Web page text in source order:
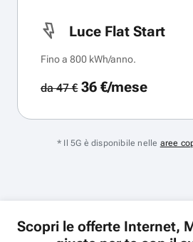
Luce Flat Start
Fino a 800 kWh/anno.
da 47 €36 €/mese
* Il 5G è disponibile nelle aree
Scopri le offerte Internet,